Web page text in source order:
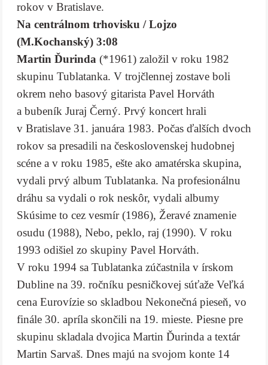
rokov v Bratislave.
Na centrálnom trhovisku / Lojzo
(M.Kochanský) 3:08
Martin Ďurinda (*1961) založil v roku 1982
skupinu Tublatanka. V trojčlennej zostave boli
okrem neho basový gitarista Pavel Horváth
a bubeník Juraj Černý. Prvý koncert hrali
v Bratislave 31. januára 1983. Počas ďalších dvoch
rokov sa presadili na československej hudobnej
scéne a v roku 1985, ešte ako amatérska skupina,
vydali prvý album Tublatanka. Na profesionálnu
dráhu sa vydali o rok neskôr, vydali albumy
Skúsime to cez vesmír (1986), Žeravé znamenie
osudu (1988), Nebo, peklo, raj (1990). V roku
1993 odišiel zo skupiny Pavel Horváth.
V roku 1994 sa Tublatanka zúčastnila v írskom
Dubline na 39. ročníku pesničkovej súťaže Veľká
cena Eurovízie so skladbou Nekonečná pieseň, vo
finále 30. apríla skončili na 19. mieste. Piesne pre
skupinu skladala dvojica Martin Ďurinda a textár
Martin Sarvaš. Dnes majú na svojom konte 14